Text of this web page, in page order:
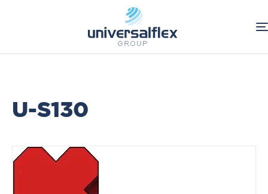
Guarnizioni Tornite Standard
Guarnizioni per stelo
U-S130